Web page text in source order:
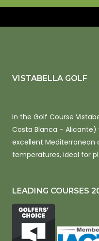
VISTABELLA GOLF
In the Golf Course
Costa Blanca –
excellent Mediterranean
temperatures, ideal for
LEADING COURSES